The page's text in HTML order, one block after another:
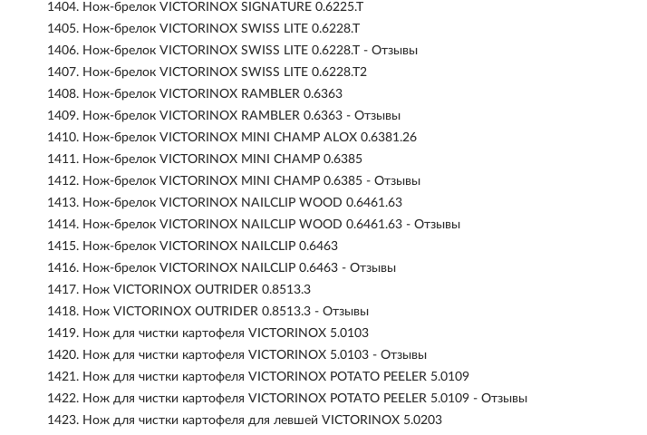
1404. Нож-брелок VICTORINOX SIGNATURE 0.6225.T
1405. Нож-брелок VICTORINOX SWISS LITE 0.6228.T
1406. Нож-брелок VICTORINOX SWISS LITE 0.6228.T - Отзывы
1407. Нож-брелок VICTORINOX SWISS LITE 0.6228.T2
1408. Нож-брелок VICTORINOX RAMBLER 0.6363
1409. Нож-брелок VICTORINOX RAMBLER 0.6363 - Отзывы
1410. Нож-брелок VICTORINOX MINI CHAMP ALOX 0.6381.26
1411. Нож-брелок VICTORINOX MINI CHAMP 0.6385
1412. Нож-брелок VICTORINOX MINI CHAMP 0.6385 - Отзывы
1413. Нож-брелок VICTORINOX NAILCLIP WOOD 0.6461.63
1414. Нож-брелок VICTORINOX NAILCLIP WOOD 0.6461.63 - Отзывы
1415. Нож-брелок VICTORINOX NAILCLIP 0.6463
1416. Нож-брелок VICTORINOX NAILCLIP 0.6463 - Отзывы
1417. Нож VICTORINOX OUTRIDER 0.8513.3
1418. Нож VICTORINOX OUTRIDER 0.8513.3 - Отзывы
1419. Нож для чистки картофеля VICTORINOX 5.0103
1420. Нож для чистки картофеля VICTORINOX 5.0103 - Отзывы
1421. Нож для чистки картофеля VICTORINOX POTATO PEELER 5.0109
1422. Нож для чистки картофеля VICTORINOX POTATO PEELER 5.0109 - Отзывы
1423. Нож для чистки картофеля для левшей VICTORINOX 5.0203